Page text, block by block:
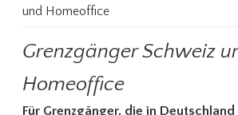
und Homeoffice
Grenzgänger Schweiz
Homeoffice
Für Grenzgänger, die in